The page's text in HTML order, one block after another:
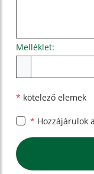
Melléklet:
* kötelező elemek
* Hozzájárulok
Google